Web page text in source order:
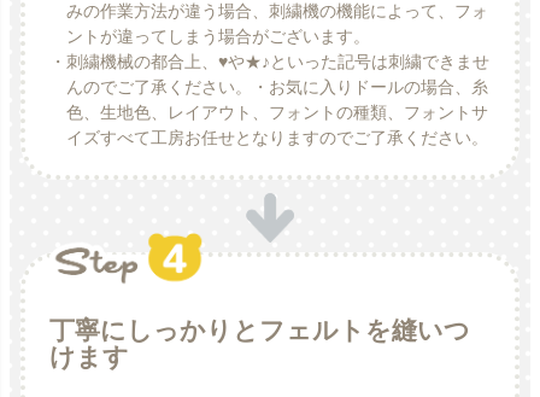
みの作業方法が違う場合、刺繍機の機能によって、フォ
ントが違ってしまう場合がございます。
・刺繍機械の都合上、♥や★♪といった記号は刺繍できませ
んのでご了承ください。・お気に入りドールの場合、糸
色、生地色、レイアウト、フォントの種類、フォントサ
イズすべて工房お任せとなりますのでご了承ください。
丁寧にしっかりとフェルトを縫いつ
けます